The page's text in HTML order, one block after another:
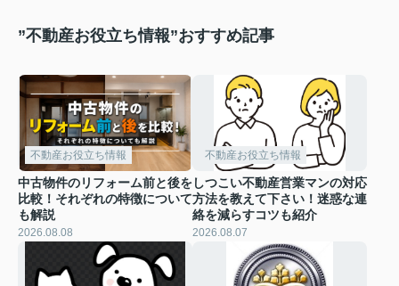
”不動産お役立ち情報”おすすめ記事
不動産お役立ち情報
中古物件のリフォーム前と後を
比較！それぞれの特徴について
も解説
2026.08.08
不動産お役立ち情報
しつこい不動産営業マンの対応
方法を教えて下さい！迷惑な連
絡を減らすコツも紹介
2026.08.07